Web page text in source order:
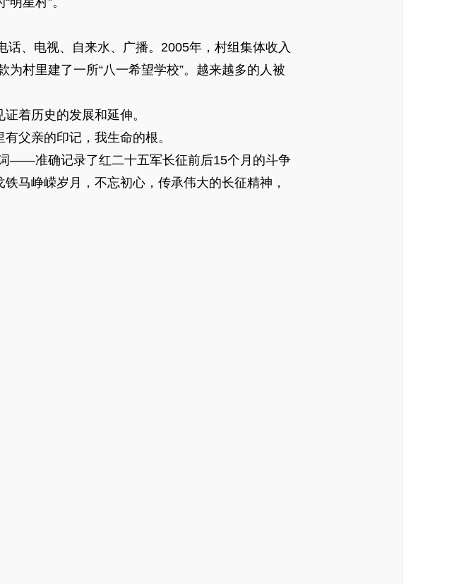
、电视、自来水、广播。2005年，村组集体收入
村里建了一所“八一希望学校”。越来越多的人被
着历史的发展和延伸。
父亲的印记，我生命的根。
准确记录了红二十五军长征前后15个月的斗争
马峥嵘岁月，不忘初心，传承伟大的长征精神，